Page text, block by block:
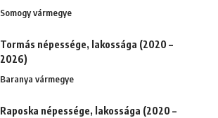
Somogy vármegye
Tormás népessége, lakossága (2020 –
2026)
Baranya vármegye
Raposka népessége, lakossága (2020 –